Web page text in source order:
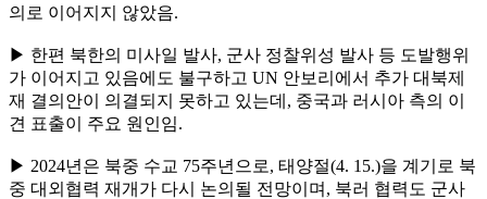
의로 이어지지 않았음.
▶ 한편 북한의 미사일 발사, 군사 정찰위성 발사 등 도발행위
가 이어지고 있음에도 불구하고 UN 안보리에서 추가 대북제
재 결의안이 의결되지 못하고 있는데, 중국과 러시아 측의 이
견 표출이 주요 원인임.
▶ 2024년은 북중 수교 75주년으로, 태양절(4. 15.)을 계기로 북
중 대외협력 재개가 다시 논의될 전망이며, 북러 협력도 군사